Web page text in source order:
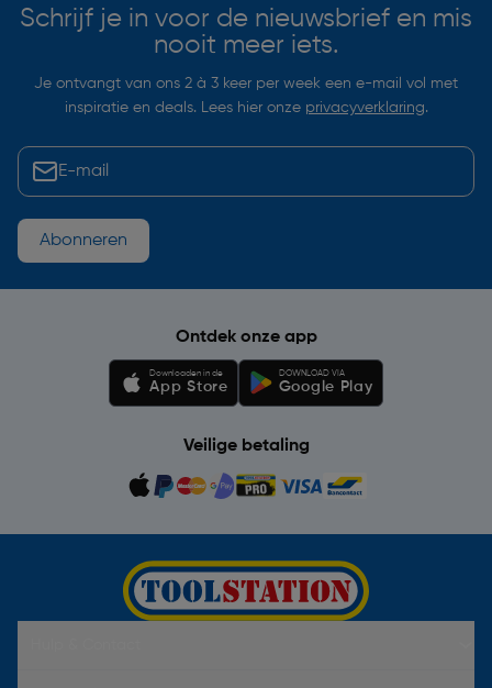
Schrijf je in voor de nieuwsbrief en mis
nooit meer iets.
Je ontvangt van ons 2 à 3 keer per week een e-mail vol met
inspiratie en deals. Lees hier onze privacyverklaring.
Abonneren
Ontdek onze app
Downloaden in de
App Store
DOWNLOAD VIA
Google Play
Veilige betaling